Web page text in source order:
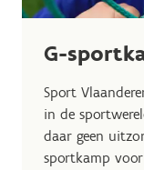
G-
Sport
in de
daar geen
sportkamp